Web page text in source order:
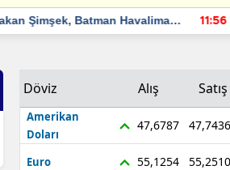
Şimşek, Batman Havalimanı
verici açıklamalarda
11:56
Döviz Alış Satış
Amerikan
Doları
47,6787 47,7436
Euro 55,1254 55,2510